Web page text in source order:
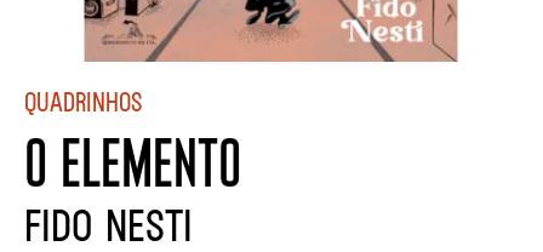
Quadrinhos
O ELEMENTO
FIDO NESTI